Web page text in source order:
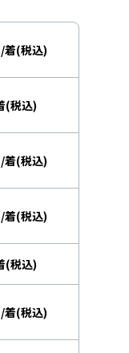
着(税込)
(税込)
着(税込)
着(税込)
(税込)
着(税込)